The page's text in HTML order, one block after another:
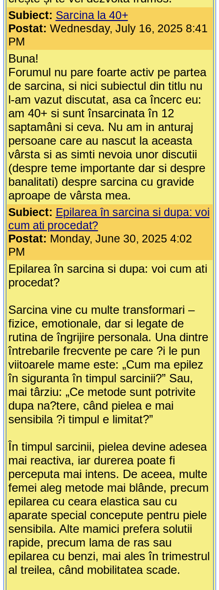
Subiect: Sarcina la 40+
Postat: Wednesday, July 16, 2025 8:41
PM
Buna!
Forumul nu pare foarte activ pe partea
de sarcina, si nici subiectul din titlu nu
l-am vazut discutat, asa ca încerc eu:
am 40+ si sunt însarcinata în 12
saptamâni si ceva. Nu am in anturaj
persoane care au nascut la aceasta
vârsta si as simti nevoia unor discutii
(despre teme importante dar si despre
banalitati) despre sarcina cu gravide
aproape de vârsta mea.
Subiect: Epilarea în sarcina si dupa: voi
cum ati procedat?
Postat: Monday, June 30, 2025 4:02
PM
Epilarea în sarcina si dupa: voi cum ati
procedat?
Sarcina vine cu multe transformari –
fizice, emotionale, dar si legate de
rutina de îngrijire personala. Una dintre
întrebarile frecvente pe care ?i le pun
viitoarele mame este: „Cum ma epilez
în siguranta în timpul sarcinii?” Sau,
mai târziu: „Ce metode sunt potrivite
dupa na?tere, când pielea e mai
sensibila ?i timpul e limitat?”
În timpul sarcinii, pielea devine adesea
mai reactiva, iar durerea poate fi
perceputa mai intens. De aceea, multe
femei aleg metode mai blânde, precum
epilarea cu ceara elastica sau cu
aparate special concepute pentru piele
sensibila. Alte mamici prefera solutii
rapide, precum lama de ras sau
epilarea cu benzi, mai ales în trimestrul
al treilea, când mobilitatea scade.